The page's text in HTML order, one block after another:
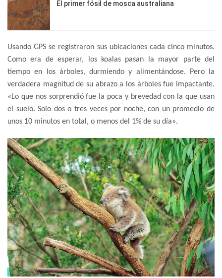
El primer fósil de mosca australiana
Usando GPS se registraron sus ubicaciones cada cinco minutos.
Como era de esperar, los koalas pasan la mayor parte del
tiempo en los árboles, durmiendo y alimentándose. Pero la
verdadera magnitud de su abrazo a los árboles fue impactante.
«Lo que nos sorprendió fue la poca y brevedad con la que usan
el suelo. Solo dos o tres veces por noche, con un promedio de
unos 10 minutos en total, o menos del 1% de su día».